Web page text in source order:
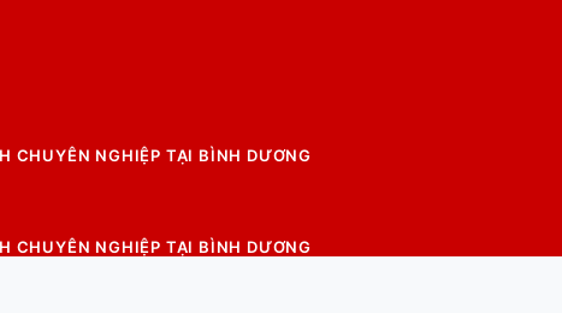
CHUYÊN NGHIỆP TẠI BÌNH DƯƠNG
CHUYÊN NGHIỆP TẠI BÌNH DƯƠNG